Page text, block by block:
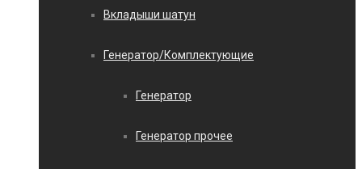
Вкладыши шатун
Генератор/Комплектующие
Генератор
Генератор прочее